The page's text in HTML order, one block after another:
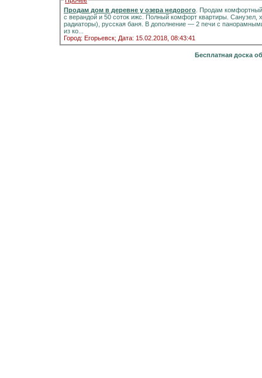
Продам дом в деревне у озера недорого . Продам комфортный
с верандой и 50 соток ижс. Полный комфорт квартиры. Санузел, холодная и горячая вода,
радиаторы), русская баня. В дополнение — 2 печи с панорамными стёклами.Информация на портале домиклайт.Вода
из ко...
Город: Егорьевск; Дата: 15.02.2018, 08:43:41
Бесплатная доска